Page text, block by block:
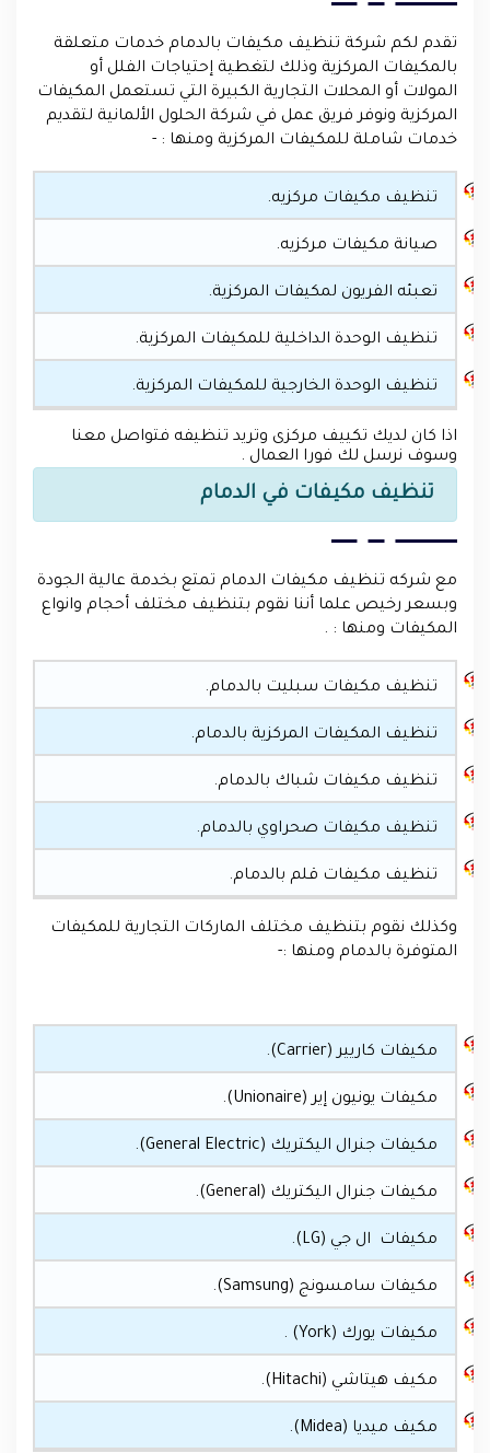
تقدم لكم شركة تنظيف مكيفات بالدمام خدمات متعلقة
بالمكيفات المركزية وذلك لتغطية إحتياجات الفلل أو
المولات أو المحلات التجارية الكبيرة التي تستعمل المكيفات
المركزية ونوفر فريق عمل في شركة الحلول الألمانية لتقديم
خدمات شاملة للمكيفات المركزية ومنها : -
تنظيف مكيفات مركزيه.
صيانة مكيفات مركزيه.
تعبئه الفريون لمكيفات المركزية.
تنظيف الوحدة الداخلية للمكيفات المركزية.
تنظيف الوحدة الخارجية للمكيفات المركزية.
اذا كان لديك تكييف مركزى وتريد تنظيفه فتواصل معنا
وسوف نرسل لك فورا العمال .
تنظيف مكيفات في الدمام
مع شركه تنظيف مكيفات الدمام تمتع بخدمة عالية الجودة
وبسعر رخيص علما أننا نقوم بتنظيف مختلف أحجام وانواع
المكيفات ومنها : .
تنظيف مكيفات سبليت بالدمام.
تنظيف المكيفات المركزية بالدمام.
تنظيف مكيفات شباك بالدمام.
تنظيف مكيفات صحراوي بالدمام.
تنظيف مكيفات قلم بالدمام.
وكذلك نقوم بتنظيف مختلف الماركات التجارية للمكيفات
المتوفرة بالدمام ومنها :-
مكيفات كاريير (Carrier).
مكيفات يونيون إير (Unionaire).
مكيفات جنرال اليكتريك (General Electric).
مكيفات جنرال اليكتريك (General).
مكيفات ال جي (LG).
مكيفات سامسونج (Samsung).
مكيفات يورك (York) .
مكيف هيتاشي (Hitachi).
مكيف ميديا (Midea).